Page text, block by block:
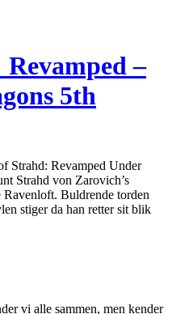
–
5th
Strahd: Revamped Under
Strahd von Zarovich’s
Ravenloft. Buldrende torden
stiger da han retter sit blik
vi alle sammen, men kender